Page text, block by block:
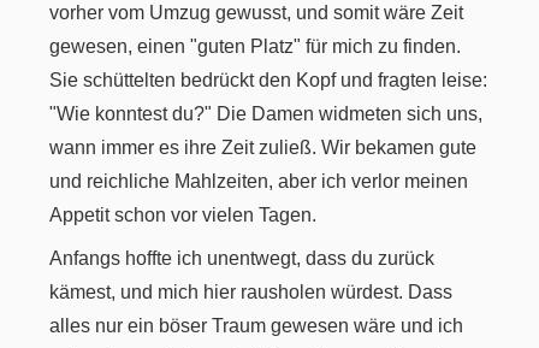
vorher vom Umzug gewusst, und somit wäre Zeit
gewesen, einen "guten Platz" für mich zu finden.
Sie schüttelten bedrückt den Kopf und fragten leise:
"Wie konntest du?" Die Damen widmeten sich uns,
wann immer es ihre Zeit zuließ. Wir bekamen gute
und reichliche Mahlzeiten, aber ich verlor meinen
Appetit schon vor vielen Tagen.
Anfangs hoffte ich unentwegt, dass du zurück
kämest, und mich hier rausholen würdest. Dass
alles nur ein böser Traum gewesen wäre und ich